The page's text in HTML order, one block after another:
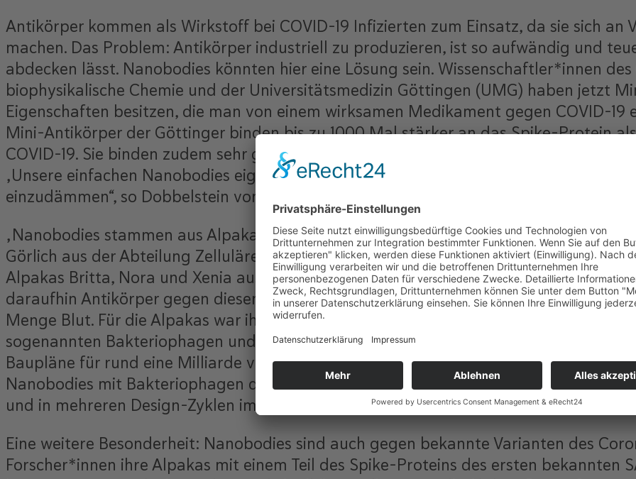
Antikörper kommen als Wirkstoff bei COVID-19 Infizierten zum Einsatz, da sie sich an
machen. Das Problem: Antikörper industriell zu produzieren, ist so aufwändig und
abdecken lässt. Nanobodies könnten hier eine Lösung sein. Wissenschaftler*innen
biophysikalische Chemie und der Universitätsmedizin Göttingen (UMG) haben jetzt
Eigenschaften besitzen, die man von einem wirksamen Medikament gegen COVID-
Mini-Antikörper der Göttinger binden bis zu 1000 Mal stärker an das Spike-Protein
COVID-19. Sie binden zudem sehr gut an die mutierten Rezeptor-Bindedomänen der
„Unsere einfachen Nanobodies eignen sich möglicherweise dafür, inhaliert zu
einzudämmen“, so Dobbelstein vom Institut für Molekulare Onkologie der UMG.
„Nanobodies stammen aus Alpakas und sind deutlich kleiner und einfacher
Görlich aus der Abteilung Zelluläre Logistik. Um die Nanobodies gegen SARS-CoV-2
Alpakas Britta, Nora und Xenia aus der Herde am Göttinger MPI mehrmals einen Teil
daraufhin Antikörper gegen diesen Proteinteil. Nach der letzten Injektion entnahmen
Menge Blut. Für die Alpakas war ihr Einsatz damit beendet, die weiteren Schritte
sogenannten Bakteriophagen und Hefen. Aus dem Blut der Alpakas gewannen die
Baupläne für rund eine Milliarde verschiedener Nanobodies. Die Biochemiker
Nanobodies mit Bakteriophagen die wirklich besten heraus. In weiteren Schritten
und in mehreren Design-Zyklen immer weiter verbessert.
Eine weitere Besonderheit: Nanobodies sind auch gegen bekannte Varianten des
Forscher*innen ihre Alpakas mit einem Teil des Spike-Proteins des ersten bekannten